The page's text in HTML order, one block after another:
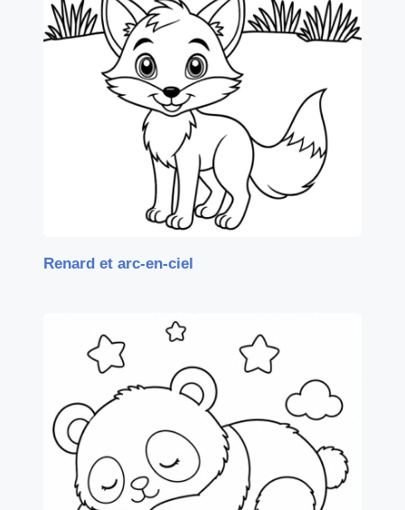
Renard et arc-en-ciel